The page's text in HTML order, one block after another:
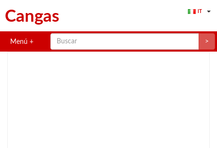
Cangas
Menú >